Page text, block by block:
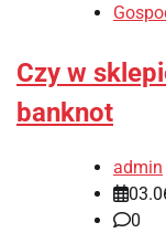
Czy w
banknot
admin
0